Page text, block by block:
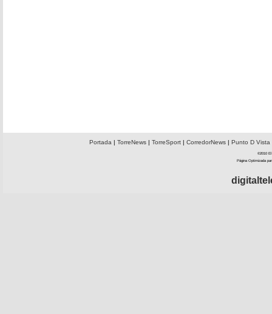
Portada | TorreNews| TorreSport| CorredorNews| Punto D Vista
©2010 El
Página Optimizada